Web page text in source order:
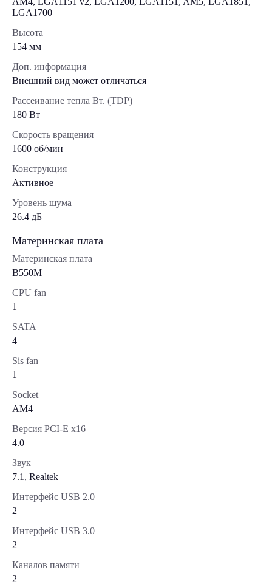
LGA1700
Высота
154 мм
Доп. информация
Внешний вид может отличаться
Рассеивание тепла Вт. (TDP)
180 Вт
Скорость вращения
1600 об/мин
Конструкция
Активное
Уровень шума
26.4 дБ
Материнская плата
Материнская плата
B550M
CPU fan
1
SATA
4
Sis fan
1
Socket
AM4
Версия PCI-E x16
4.0
Звук
7.1, Realtek
Интерфейс USB 2.0
2
Интерфейс USB 3.0
2
Каналов памяти
2